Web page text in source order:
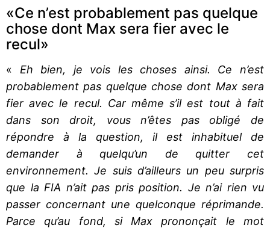
«Ce n’est probablement pas quelque
chose dont Max sera fier avec le
recul»
« Eh bien, je vois les choses ainsi. Ce n’est
probablement pas quelque chose dont Max sera
fier avec le recul. Car même s’il est tout à fait
dans son droit, vous n’êtes pas obligé de
répondre à la question, il est inhabituel de
demander à quelqu’un de quitter cet
environnement. Je suis d’ailleurs un peu surpris
que la FIA n’ait pas pris position. Je n’ai rien vu
passer concernant une quelconque réprimande.
Parce qu’au fond, si Max prononçait le mot